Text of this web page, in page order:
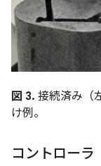
図 3. 接続済み（
け例。
コントローラ